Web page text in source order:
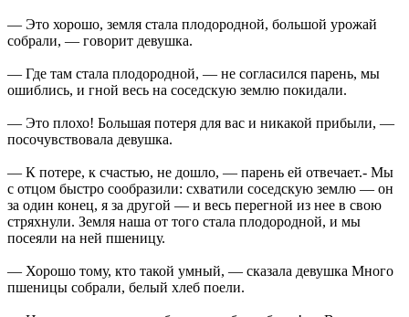
— Это хорошо, земля стала плодородной, большой урожай
собрали, — говорит девушка.
— Где там стала плодородной, — не согласился парень, мы
ошиблись, и гной весь на соседскую землю покидали.
— Это плохо! Большая потеря для вас и никакой прибыли, —
посочувствовала девушка.
— К потере, к счастью, не дошло, — парень ей отвечает.- Мы
с отцом быстро сообразили: схватили соседскую землю — он
за один конец, я за другой — и весь перегной из нее в свою
стряхнули. Земля наша от того стала плодородной, и мы
посеяли на ней пшеницу.
— Хорошо тому, кто такой умный, — сказала девушка Много
пшеницы собрали, белый хлеб поели.